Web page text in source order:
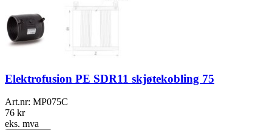
Elektrofusion PE SDR11 skjøtekobling 75
Art.nr: MP075C
76 kr
eks. mva